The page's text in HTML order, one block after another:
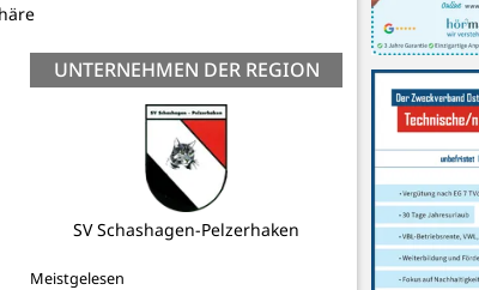
UNTERNEHMEN DER REGION
Gemeinschaftsschule Grömitz
Meistgelesen